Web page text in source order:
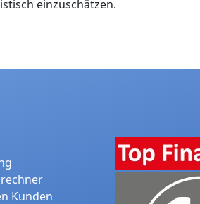
einzuschätzen.
Kunden